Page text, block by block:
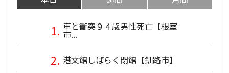
車と衝突９４歳男性死亡【根室
市...
港文館しばらく閉館【釧路市】